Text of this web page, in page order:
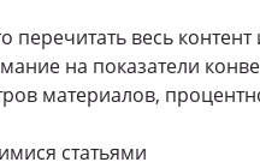
перечитать весь
на показатели
материалов,
статьями